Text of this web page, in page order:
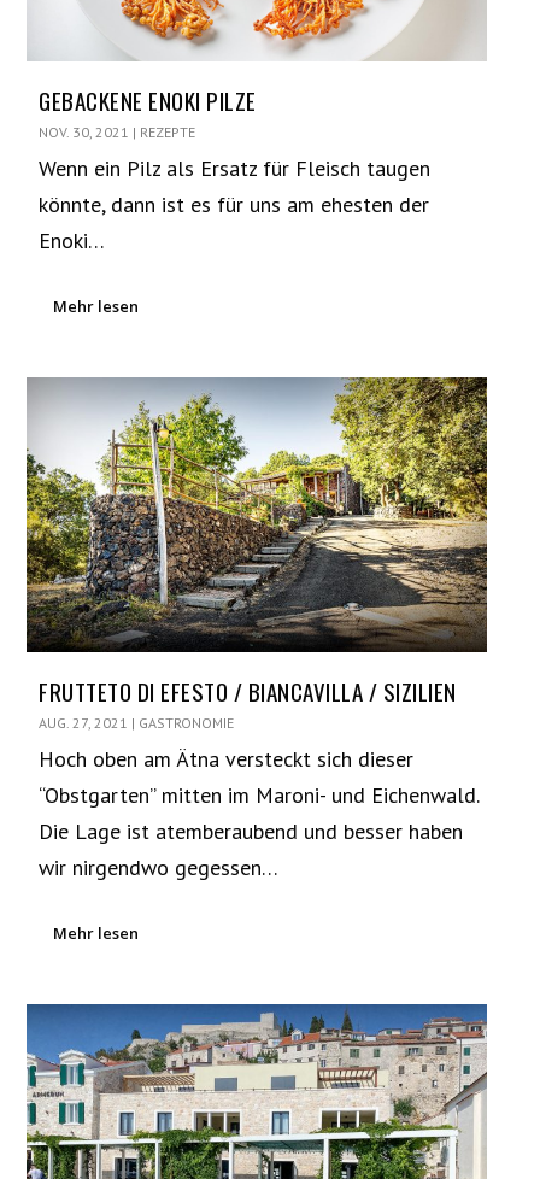
GEBACKENE ENOKI PILZE
NOV. 30, 2021 | REZEPTE
Wenn ein Pilz als Ersatz für Fleisch taugen
könnte, dann ist es für uns am ehesten der
Enoki…
Mehr lesen
FRUTTETO DI EFESTO / BIANCAVILLA / SIZILIEN
AUG. 27, 2021 | GASTRONOMIE
Hoch oben am Ätna versteckt sich dieser
“Obstgarten” mitten im Maroni- und Eichenwald.
Die Lage ist atemberaubend und besser haben
wir nirgendwo gegessen…
Mehr lesen